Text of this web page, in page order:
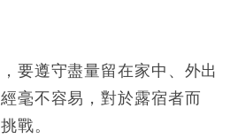
杉磯高球場活動前 男子攜槍彈被捕
要遵守盡量留在家中、外出
毫不容易，對於露宿者而
戰。